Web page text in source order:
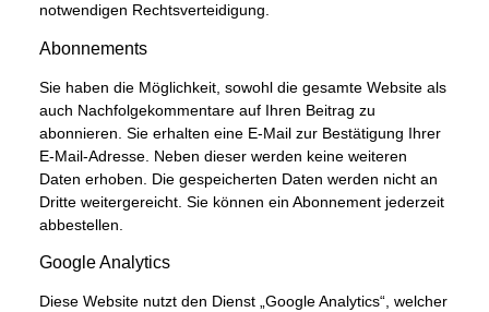
notwendigen Rechtsverteidigung.
Abonnements
Sie haben die Möglichkeit, sowohl die gesamte Website als
auch Nachfolgekommentare auf Ihren Beitrag zu
abonnieren. Sie erhalten eine E-Mail zur Bestätigung Ihrer
E-Mail-Adresse. Neben dieser werden keine weiteren
Daten erhoben. Die gespeicherten Daten werden nicht an
Dritte weitergereicht. Sie können ein Abonnement jederzeit
abbestellen.
Google Analytics
Diese Website nutzt den Dienst „Google Analytics“, welcher